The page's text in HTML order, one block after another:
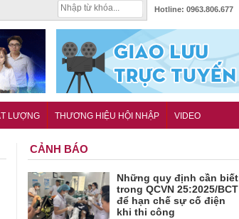
Hotline: 0963.806.677
LƯỢNG THƯƠNG HIỆU HỘI NHẬP VIDEO
CẢNH BÁO
Những quy định cần biết
trong QCVN 25:2025/BCT
để hạn chế sự cố điện
khi thi công